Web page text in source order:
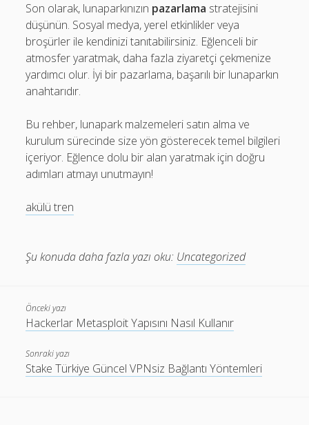
Son olarak, lunaparkınızın pazarlama stratejisini
düşünün. Sosyal medya, yerel etkinlikler veya
broşürler ile kendinizi tanıtabilirsiniz. Eğlenceli bir
atmosfer yaratmak, daha fazla ziyaretçi çekmenize
yardımcı olur. İyi bir pazarlama, başarılı bir lunaparkın
anahtarıdır.
Bu rehber, lunapark malzemeleri satın alma ve
kurulum sürecinde size yön gösterecek temel bilgileri
içeriyor. Eğlence dolu bir alan yaratmak için doğru
adımları atmayı unutmayın!
akülü tren
Şu konuda daha fazla yazı oku: Uncategorized
Önceki yazı
Hackerlar Metasploit Yapısını Nasıl Kullanır
Sonraki yazı
Stake Türkiye Güncel VPNsiz Bağlantı Yöntemleri